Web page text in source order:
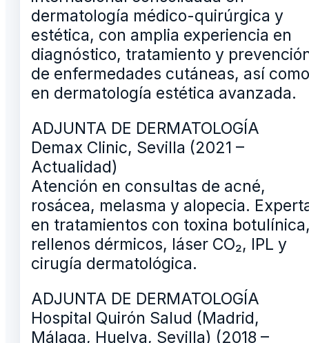
dermatología médico-quirúrgica y
estética, con amplia experiencia en
diagnóstico, tratamiento y
de enfermedades cutáneas, así como
en dermatología estética avanzada.
ADJUNTA DE DERMATOLOGÍA
Demax Clinic, Sevilla (2021 –
Actualidad)
Atención en consultas de acné,
rosácea, melasma y alopecia.
en tratamientos con toxina
rellenos dérmicos, láser CO₂, IPL y
cirugía dermatológica.
ADJUNTA DE DERMATOLOGÍA
Hospital Quirón Salud (Madrid,
Málaga, Huelva, Sevilla) (2018 –